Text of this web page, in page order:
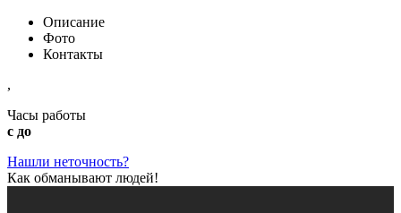
Описание
Фото
Контакты
,
Часы работы
с до
Нашли неточность?
Как обманывают людей!